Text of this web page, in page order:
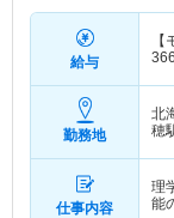
給与
366
勤務地
北
穂
仕事内容
理
能